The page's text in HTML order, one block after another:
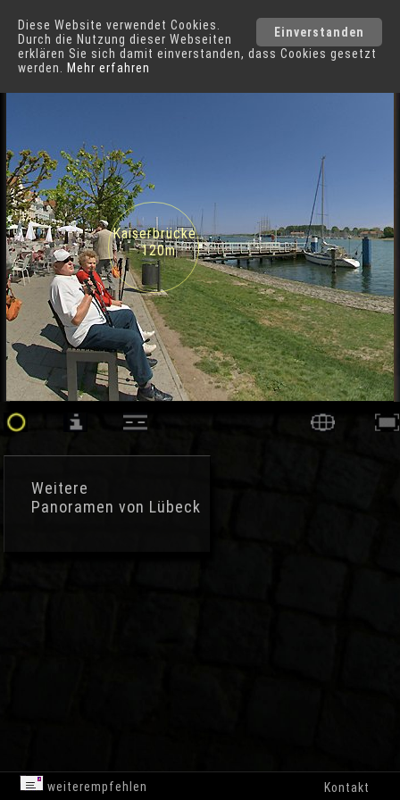
Einverstanden
Diese Website verwendet Cookies.
Durch die Nutzung dieser Webseiten
erklären Sie sich damit einverstanden, dass Cookies gesetzt
werden.
Mehr erfahren
Travemünde
Städte
Kaiserbrücke
120m
Weitere
Panoramen von Lübeck
weiterempfehlen Kontakt